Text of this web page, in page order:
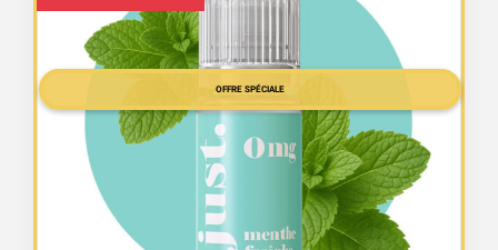
OFFRE SPÉCIALE
prix
initial
4,20 €.
prix
actuel
est :
3,75 €.